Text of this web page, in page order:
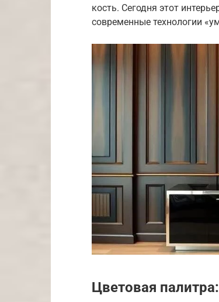
кость. Сегодня этот
современные технологии
Цветовая